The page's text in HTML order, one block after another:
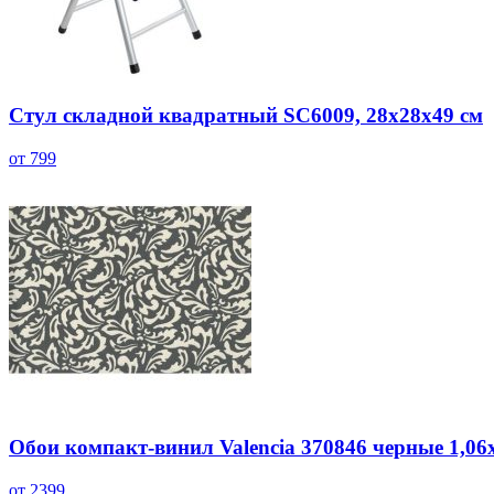
Стул складной квадратный SC6009, 28x28x49 см
от 799
Обои компакт-винил Valencia 370846 черные
от 2399